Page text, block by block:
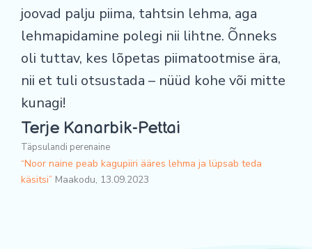
joovad palju piima, tahtsin lehma, aga
lehmapidamine polegi nii lihtne. Õnneks
oli tuttav, kes lõpetas piimatootmise ära,
nii et tuli otsustada – nüüd kohe või mitte
kunagi!
Terje Kanarbik-Pettai
Täpsulandi perenaine
“Noor naine peab kagupiiri ääres lehma ja lüpsab teda
käsitsi” Maakodu, 13.09.2023